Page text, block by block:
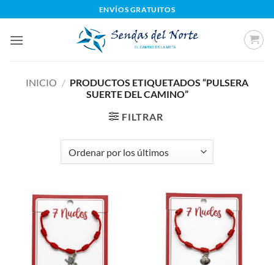
al
contenido
ENVÍOS GRATUITOS
INICIO / PRODUCTOS ETIQUETADOS “PULSERA
SUERTE DEL CAMINO”
FILTRAR